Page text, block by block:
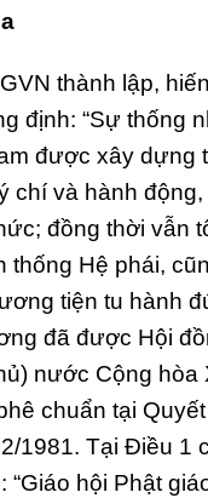
thành lập,
định: “Sự thống
được xây dựng
chí và hành
đồng thời vẫn
thống Hệ phái,
tiện tu hành
đã được Hội
nước Cộng hòa
chuẩn tại
1981. Tại Điều 1
“Giáo hội Phật